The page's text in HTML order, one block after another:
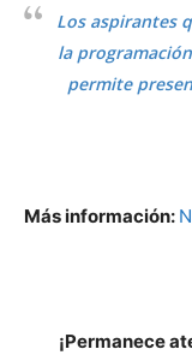
Los aspirantes
la
permite
Más información:
¡Permanece